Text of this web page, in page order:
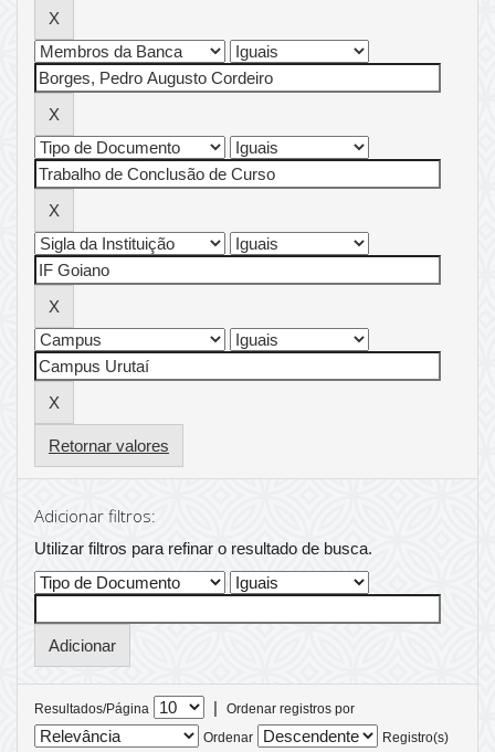
Retornar valores
Adicionar filtros:
Utilizar filtros para refinar o resultado de busca.
Resultados/Página |
Ordenar registros por
Ordenar
Registro(s)